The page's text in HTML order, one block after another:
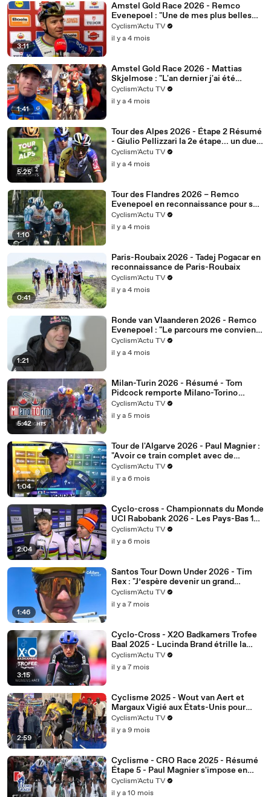
3:11
Amstel Gold Race 2026 - Remco
Evenepoel : "Une de mes plus belles
victoires"
Cyclism'Actu TV
il y a 4 mois
1:41
Amstel Gold Race 2026 - Mattias
Skjelmose : "L'an dernier j'ai été
chanceux... pas là"
Cyclism'Actu TV
il y a 4 mois
5:25
Tour des Alpes 2026 - Étape 2 Résumé
- Giulio Pellizzari la 2e étape... un duel
intense Red Bull et INEOS
Cyclism'Actu TV
il y a 4 mois
1:10
Tour des Flandres 2026 – Remco
Evenepoel en reconnaissance pour son
premier Tour des Flandres
Cyclism'Actu TV
il y a 4 mois
0:41
Paris-Roubaix 2026 - Tadej Pogacar en
reconnaissance de Paris-Roubaix
Cyclism'Actu TV
il y a 4 mois
1:21
Ronde van Vlaanderen 2026 - Remco
Evenepoel : "Le parcours me convient
bien, j'ai hâte d'y être"
Cyclism'Actu TV
il y a 4 mois
5:42
Milan-Turin 2026 - Résumé - Tom
Pidcock remporte Milano-Torino
devant Johannessen et Roglic
Cyclism'Actu TV
il y a 5 mois
1:04
Tour de l'Algarve 2026 - Paul Magnier :
"Avoir ce train complet avec de
nouveaux coureurs autour de moi…"
Cyclism'Actu TV
il y a 6 mois
2:04
Cyclo-cross - Championnats du Monde
UCI Rabobank 2026 - Les Pays-Bas 1er
et en Or sur la course de relais par
équipes mixtes
Cyclism'Actu TV
il y a 6 mois
1:46
Santos Tour Down Under 2026 - Tim
Rex : "J’espère devenir un grand
domestique pour les Grands Tours"
Cyclism'Actu TV
il y a 7 mois
3:15
Cyclo-Cross - X2O Badkamers Trofee
Baal 2025 - Lucinda Brand étrille la
concurrence !
Cyclism'Actu TV
il y a 7 mois
2:59
Cyclisme 2025 - Wout van Aert et
Margaux Vigié aux États-Unis pour
Cervélo... basket, voiture de sport,
entraînements
Cyclism'Actu TV
il y a 9 mois
Cyclisme - CRO Race 2025 - Résumé
Étape 5 - Paul Magnier s'impose en
puissance sur la 5e étape... sa 14e
victoire !
Cyclism'Actu TV
il y a 10 mois